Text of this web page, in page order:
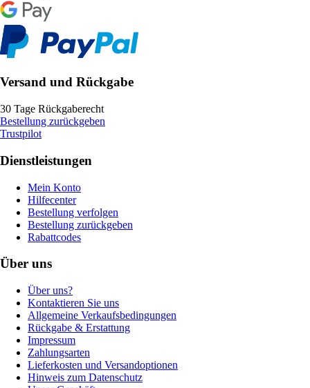
Versand und Rückgabe
30 Tage Rückgaberecht
Bestellung zurückgeben
Trustpilot
Dienstleistungen
Mein Konto
Hilfecenter
Bestellung verfolgen
Bestellung zurückgeben
Rabattcodes
Über uns
Über uns?
Kontaktieren Sie uns
Allgemeine Verkaufsbedingungen
Rückgabe & Erstattung
Impressum
Zahlungsarten
Lieferkosten und Versandoptionen
Hinweis zum Datenschutz